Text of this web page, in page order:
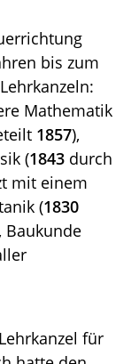
bis zum
Mathematik
1857),
(1843 durch
mit einem
(1830
Baukunde
für